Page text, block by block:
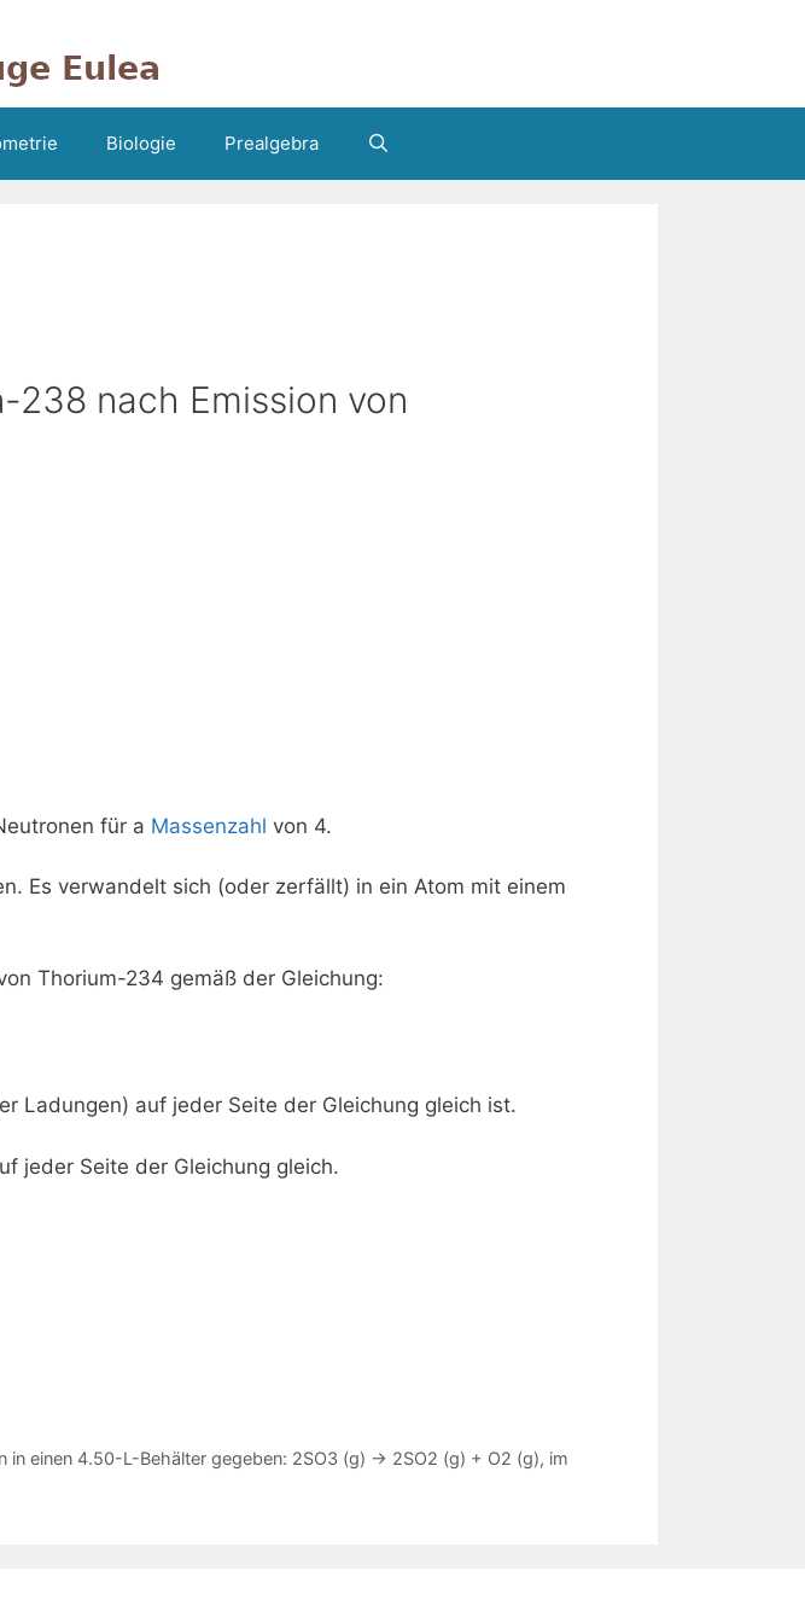
Biologie Prealgebra
nach Emission von
für a Massenzahl von 4.
Es verwandelt sich (oder zerfällt) in ein Atom mit einem
Thorium-234 gemäß der Gleichung:
Ladungen) auf jeder Seite der Gleichung gleich ist.
jeder Seite der Gleichung gleich.
einen 4.50-L-Behälter gegeben: 2SO3 (g) -> 2SO2 (g) + O2 (g), im